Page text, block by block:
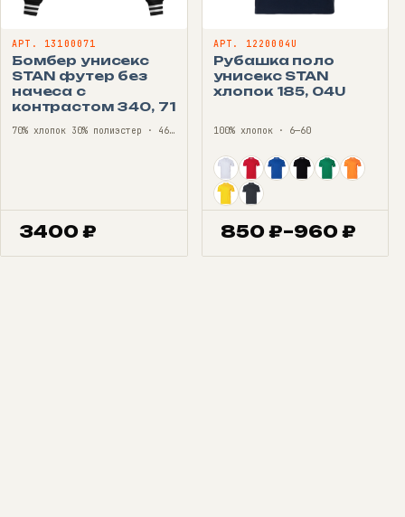
АРТ. 13100071
Бомбер унисекс
STAN футер без
начеса с
контрастом 340, 71
70% хлопок 30% полиэстер · 46—56
3400 ₽
АРТ. 1220004U
Рубашка поло
унисекс STAN
хлопок 185, 04U
100% хлопок · 6—60
850 ₽–960 ₽
Диапазон
цен: